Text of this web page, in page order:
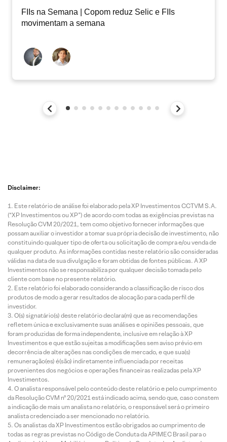
FIIs na Semana | Copom reduz Selic e FIIs
movimentam a semana
Disclaimer:
Este relatório de análise foi elaborado pela XP Investimentos CCTVM S.A.
(“XP Investimentos ou XP”) de acordo com todas as exigências previstas na
Resolução CVM 20/2021, tem como objetivo fornecer informações que
possam auxiliar o investidor a tomar sua própria decisão de investimento, não
constituindo qualquer tipo de oferta ou solicitação de compra e/ou venda de
qualquer produto. As informações contidas neste relatório são consideradas
válidas na data de sua divulgação e foram obtidas de fontes públicas. A XP
Investimentos não se responsabiliza por qualquer decisão tomada pelo
cliente com base no presente relatório.
Este relatório foi elaborado considerando a classificação de risco dos
produtos de modo a gerar resultados de alocação para cada perfil de
investidor.
O(s) signatário(s) deste relatório declara(m) que as recomendações
refletem única e exclusivamente suas análises e opiniões pessoais, que
foram produzidas de forma independente, inclusive em relação à XP
Investimentos e que estão sujeitas a modificações sem aviso prévio em
decorrência de alterações nas condições de mercado, e que sua(s)
remuneração(es) é(são) indiretamente influenciada por receitas
provenientes dos negócios e operações financeiras realizadas pela XP
Investimentos.
O analista responsável pelo conteúdo deste relatório e pelo cumprimento
da Resolução CVM nº 20/2021 está indicado acima, sendo que, caso constem
a indicação de mais um analista no relatório, o responsável será o primeiro
analista credenciado a ser mencionado no relatório.
Os analistas da XP Investimentos estão obrigados ao cumprimento de
todas as regras previstas no Código de Conduta da APIMEC Brasil para o